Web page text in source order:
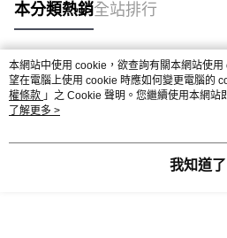
本分類熱銷全站排行
熱門標籤
本網站中使用 cookie，欲查詢有關本網站使
望在電腦上使用 cookie 時應如何變更電腦的
權條款 」之 Cookie 聲明。您繼續使用本網站
用條款之 Cookie 聲明使用 cookie。
了解更多 >
我知道了